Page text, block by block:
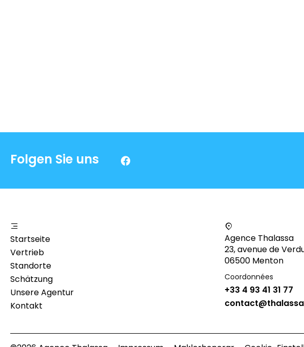
Folgen Sie uns
Startseite
Vertrieb
Standorte
Schätzung
Unsere Agentur
Kontakt
Agence Thalassa
23, avenue de
06500 Menton
Coordonnées
+33 4 93 41 31 77